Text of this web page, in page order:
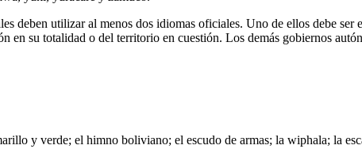
deben utilizar al menos dos idiomas oficiales. Uno de ellos debe
en su totalidad o del territorio en cuestión. Los demás gobiernos
y verde; el himno boliviano; el escudo de armas; la wiphala; la